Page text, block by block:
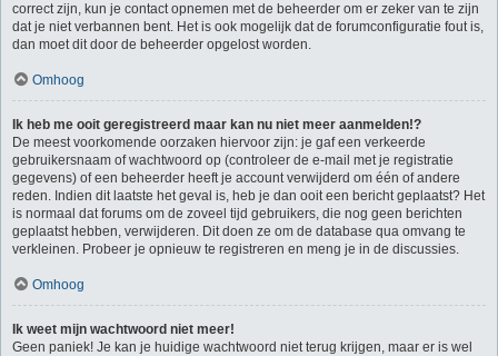
correct zijn, kun je contact opnemen met de beheerder om er zeker van te zijn
dat je niet verbannen bent. Het is ook mogelijk dat de forumconfiguratie fout is,
dan moet dit door de beheerder opgelost worden.
Omhoog
Ik heb me ooit geregistreerd maar kan nu niet meer aanmelden!?
De meest voorkomende oorzaken hiervoor zijn: je gaf een verkeerde
gebruikersnaam of wachtwoord op (controleer de e-mail met je registratie
gegevens) of een beheerder heeft je account verwijderd om één of andere
reden. Indien dit laatste het geval is, heb je dan ooit een bericht geplaatst? Het
is normaal dat forums om de zoveel tijd gebruikers, die nog geen berichten
geplaatst hebben, verwijderen. Dit doen ze om de database qua omvang te
verkleinen. Probeer je opnieuw te registreren en meng je in de discussies.
Omhoog
Ik weet mijn wachtwoord niet meer!
Geen paniek! Je kan je huidige wachtwoord niet terug krijgen, maar er is wel